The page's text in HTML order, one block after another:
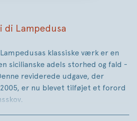
di Lampedusa
klassiske værk er en
sicilianske adels storhed og fald -
reviderede udgave, der
er nu blevet tilføjet et forord